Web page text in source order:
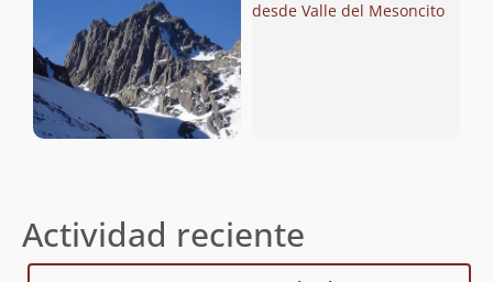
Actividad reciente